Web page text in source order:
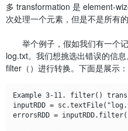
多 transformation 是 element-
次处理一个元素，但是不是所有
举个例子，假如我们有一个记
log.txt。我们想挑选出错误的信
filter（）进行转换。下面是展示：
Example 3-11. filter()
inputRDD =
errorsRDD =